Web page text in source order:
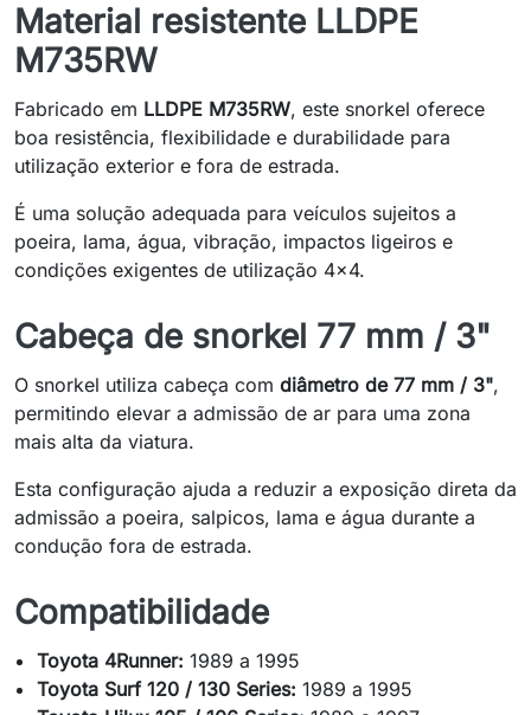
Material resistente LLDPE
M735RW
Fabricado em LLDPE M735RW, este snorkel oferece
boa resistência, flexibilidade e durabilidade para
utilização exterior e fora de estrada.
É uma solução adequada para veículos sujeitos a
poeira, lama, água, vibração, impactos ligeiros e
condições exigentes de utilização 4x4.
Cabeça de snorkel 77 mm / 3"
O snorkel utiliza cabeça com diâmetro de 77 mm / 3",
permitindo elevar a admissão de ar para uma zona
mais alta da viatura.
Esta configuração ajuda a reduzir a exposição direta da
admissão a poeira, salpicos, lama e água durante a
condução fora de estrada.
Compatibilidade
Toyota 4Runner: 1989 a 1995
Toyota Surf 120 / 130 Series: 1989 a 1995